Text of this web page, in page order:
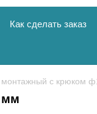
Как сделать заказ
монтажный с крюком
мм